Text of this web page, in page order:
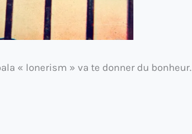
« lonerism » va te donner du bonheur.